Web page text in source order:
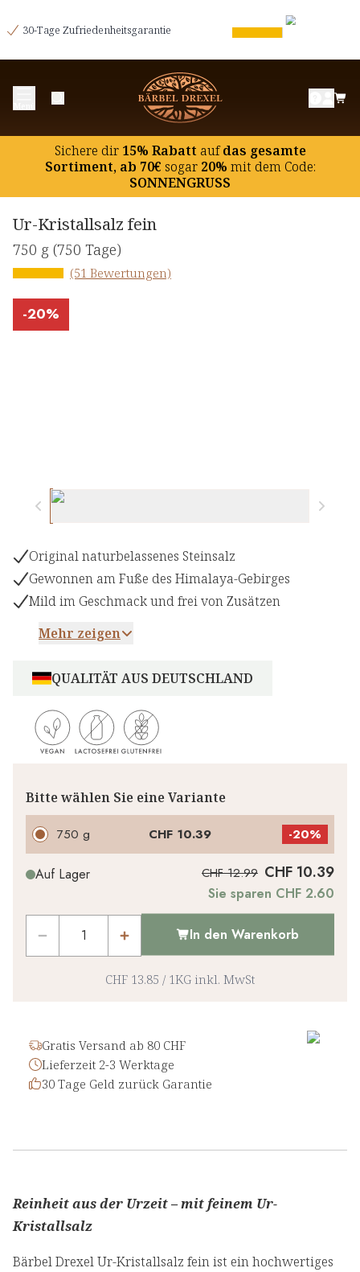
30-Tage Zufriedenheitsgarantie
Sichere dir15% Rabatt aufdas gesamte
Sortiment, ab 70€ sogar20% mit dem Code:
SONNENGRUSS
Ur-Kristallsalz fein
750 g (750 Tage)
(51 Bewertungen)
-20%
Original naturbelassenes Steinsalz
Gewonnen am Fuße des Himalaya-Gebirges
Mild im Geschmack und frei von Zusätzen
Mehr zeigen
QUALITÄT AUS DEUTSCHLAND
Bitte wählen Sie eine Variante
750 g CHF 10.39 -20%
Auf Lager CHF 12.99 CHF 10.39
Sie sparen CHF 2.60
In den Warenkorb
CHF 13.85 / 1KG inkl. MwSt
Gratis Versand ab 80 CHF
Lieferzeit 2-3 Werktage
30 Tage Geld zurück Garantie
Reinheit aus der Urzeit – mit feinem Ur-
Kristallsalz
Bärbel Drexel Ur-Kristallsalz fein ist ein hochwertiges